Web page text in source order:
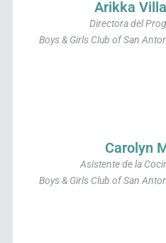
Arikka
Directora del
Boys & Girls Club of San
Carolyn
Asistente de la
Boys & Girls Club of San